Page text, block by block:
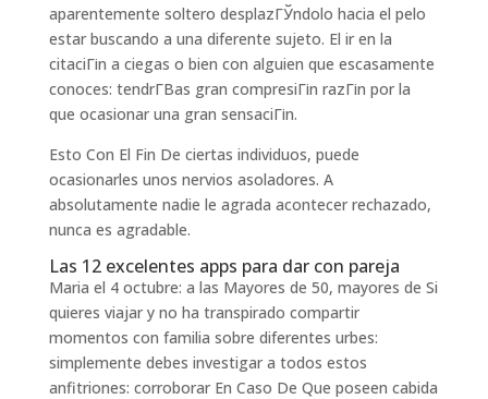
aparentemente soltero desplazГЎndolo hacia el pelo
estar buscando a una diferente sujeto. El ir en la
citaciГіn a ciegas o bien con alguien que escasamente
conoces: tendrГ­В­as gran compresiГіn razГіn por la
que ocasionar una gran sensaciГіn.
Esto Con El Fin De ciertas individuos, puede
ocasionarles unos nervios asoladores. A
absolutamente nadie le agrada acontecer rechazado,
nunca es agradable.
Las 12 excelentes apps para dar con pareja
Maria el 4 octubre: a las Mayores de 50, mayores de Si
quieres viajar y no ha transpirado compartir
momentos con familia sobre diferentes urbes:
simplemente debes investigar a todos estos
anfitriones: corroborar En Caso De Que poseen cabida